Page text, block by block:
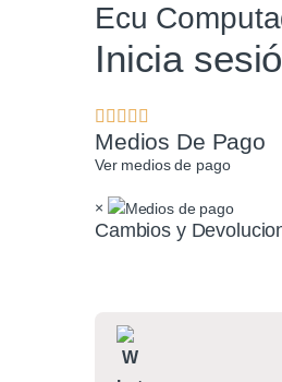
Ecu
Inicia
Medios De Pago
Ver medios de pago
×
Cambios y